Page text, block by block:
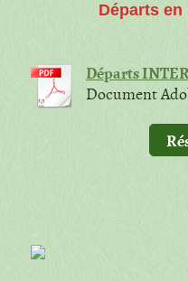
Départs
Départs
Document